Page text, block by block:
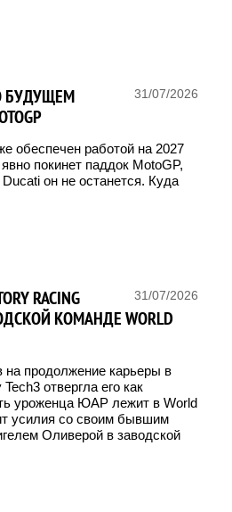
31/07/2026
БУДУЩЕМ
обеспечен работой на 2027
покинет паддок MotoGP,
он не останется. Куда
31/07/2026
RACING
КОМАНДЕ WORLD
продолжение карьеры в
отвергла его как
уроженца ЮАР лежит в World
усилия со своим бывшим
Оливерой в заводской